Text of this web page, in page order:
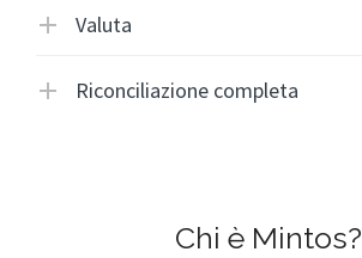
Valuta
Riconciliazione completa
Chi è Mintos?